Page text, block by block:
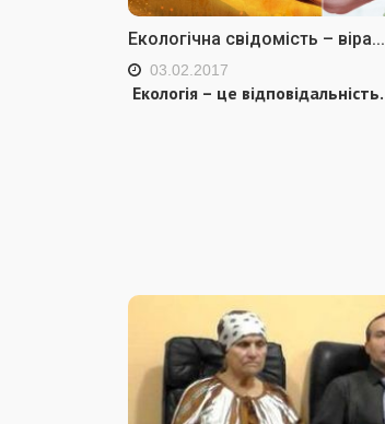
Екологічна свідомість – віра...
03.02.2017
Екологія – це відповідальність.